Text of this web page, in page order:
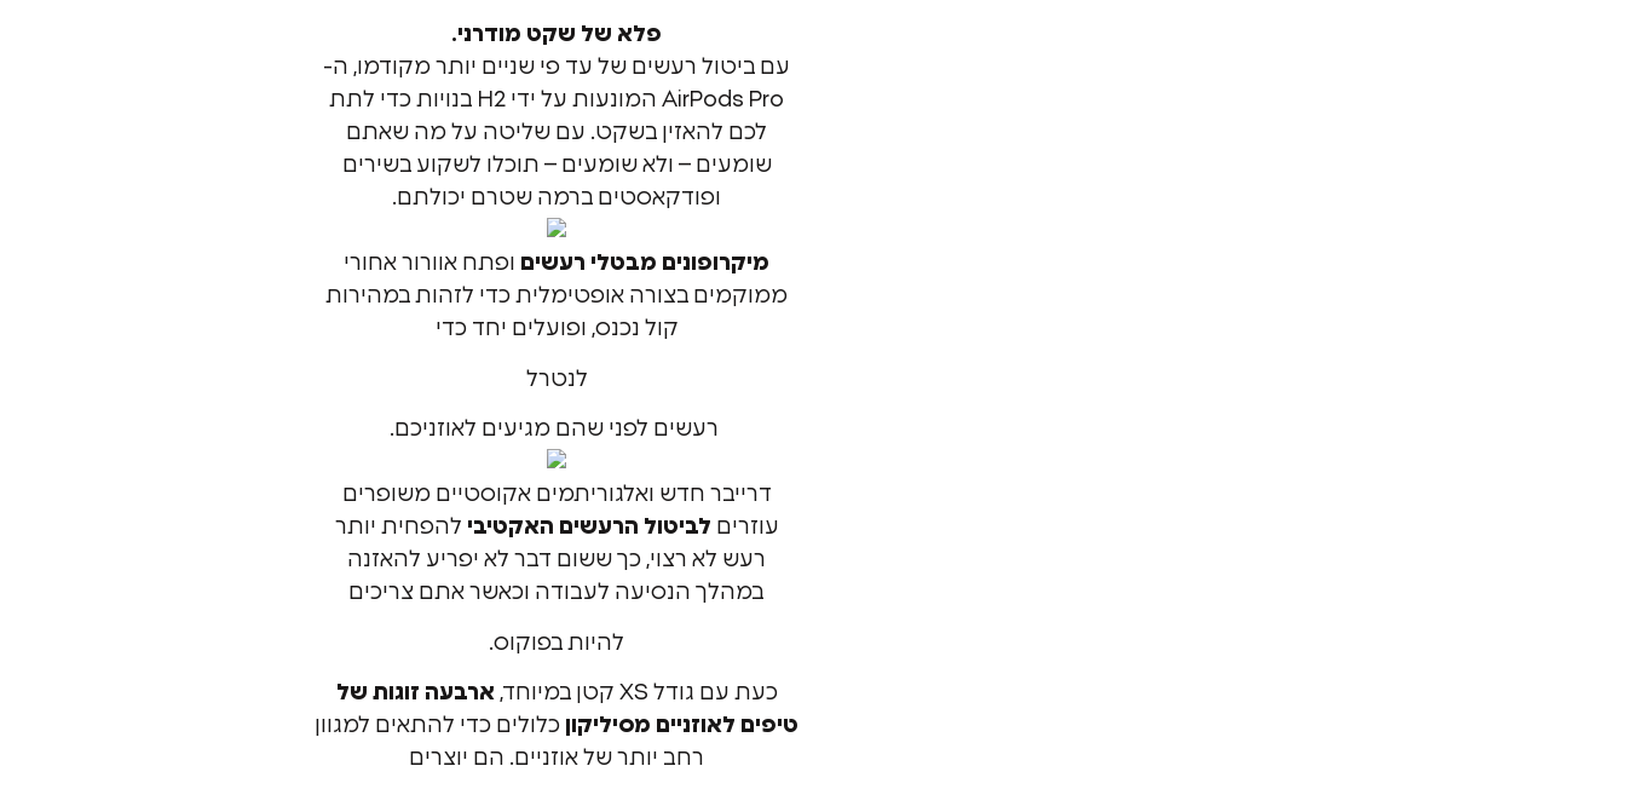
פלא של שקט מודרני.
עם ביטול רעשים של עד פי שניים יותר מקודמו, ה-
AirPods Pro המונעות על ידי H2 בנויות כדי לתת
לכם להאזין בשקט. עם שליטה על מה שאתם
שומעים – ולא שומעים – תוכלו לשקוע בשירים
ופודקאסטים ברמה שטרם יכולתם.
מיקרופונים מבטלי רעשים
ופתח אוורור אחורי
ממוקמים בצורה אופטימלית כדי לזהות במהירות
קול נכנס, ופועלים יחד כדי
לנטרל
רעשים לפני שהם מגיעים לאוזניכם.
דרייבר חדש ואלגוריתמים אקוסטיים משופרים
עוזרים לביטול הרעשים האקטיבי להפחית יותר
רעש לא רצוי, כך ששום דבר לא יפריע להאזנה
במהלך הנסיעה לעבודה וכאשר אתם צריכים
להיות בפוקוס.
כעת עם גודל XS קטן במיוחד,
ארבעה זוגות של
טיפים לאוזניים מסיליקון כלולים כדי להתאים למגוון
רחב יותר של אוזניים. הם יוצרים